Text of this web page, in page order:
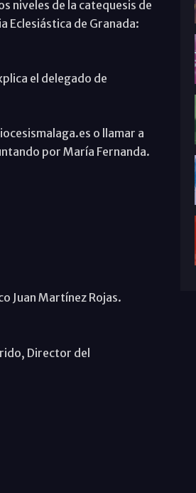
niveles de la catequesis de
Eclesiástica de Granada:
el delegado de
o llamar a
por María Fernanda.
Juan Martínez Rojas.
Director del